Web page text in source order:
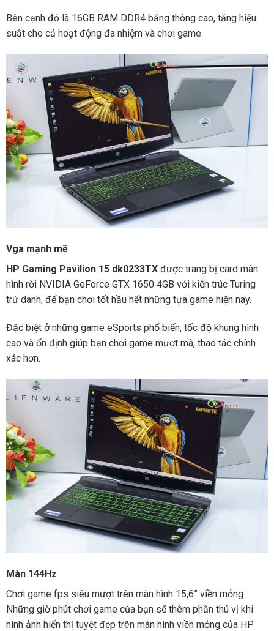
Bên cạnh đó là 16GB RAM DDR4 băng thông cao, tăng hiệu
suất cho cả hoạt động đa nhiệm và chơi game.
Vga mạnh mẽ
HP Gaming Pavilion 15 dk0233TXđược trang bị card màn
hình rời NVIDIA GeForce GTX 1650 4GB với kiến trúc Turing
trứ danh, để bạn chơi tốt hầu hết những tựa game hiện nay.
Đặc biệt ở những game eSports phổ biến, tốc độ khung hình
cao và ổn định giúp bạn chơi game mượt mà, thao tác chính
xác hơn.
Màn 144Hz
Chơi game fps siêu mượt trên màn hình 15,6” viền mỏng
Những giờ phút chơi game của bạn sẽ thêm phần thú vị khi
hình ảnh hiển thị tuyệt đẹp trên màn hình viền mỏng của HP